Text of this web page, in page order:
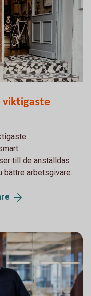
viktigaste
till de anställdas
bättre arbetsgivare.